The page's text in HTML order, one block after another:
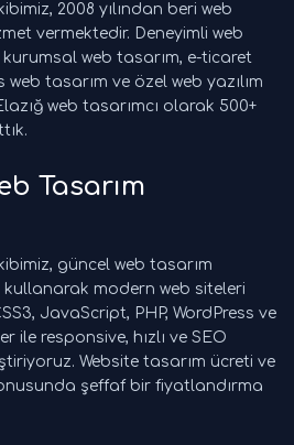
2008 yılından beri web
vermektedir. Deneyimli web
web tasarım, e-ticaret
web tasarım ve özel web yazılım
web tasarımcı olarak 500+
Tasarım
güncel web tasarım
modern web siteleri
JavaScript, PHP, WordPress ve
ile responsive, hızlı ve SEO
Website tasarım ücreti ve
şeffaf bir fiyatlandırma